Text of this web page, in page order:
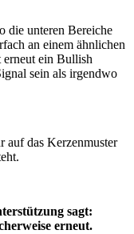
die unteren Bereiche
an einem ähnlichen
erneut ein Bullish
sein als irgendwo
auf das Kerzenmuster
sagt:
erneut.